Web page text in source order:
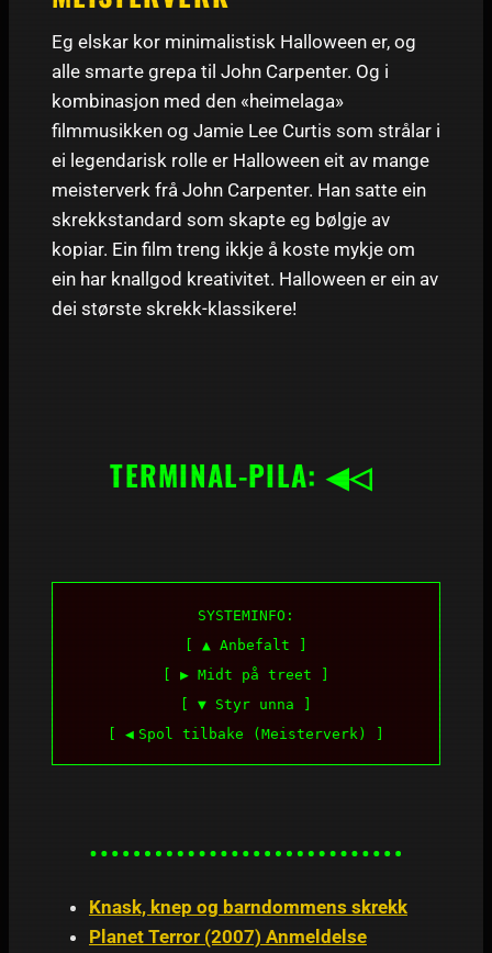
Eg elskar kor minimalistisk Halloween er, og
alle smarte grepa til John Carpenter. Og i
kombinasjon med den «heimelaga»
filmmusikken og Jamie Lee Curtis som strålar i
ei legendarisk rolle er Halloween eit av mange
meisterverk frå John Carpenter. Han satte ein
skrekkstandard som skapte eg bølgje av
kopiar. Ein film treng ikkje å koste mykje om
ein har knallgod kreativitet. Halloween er ein av
dei største skrekk-klassikere!
TERMINAL-PILA: ◀◁
SYSTEMINFO:
[ ▲ Anbefalt ]
[ ▶ Midt på treet ]
[ ▼ Styr unna ]
[ ◀ Spol tilbake (Meisterverk) ]
Knask, knep og barndommens skrekk
Planet Terror (2007) Anmeldelse